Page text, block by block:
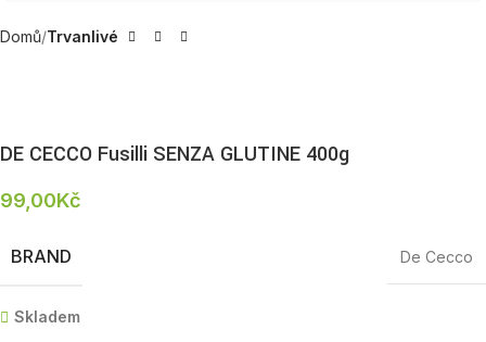
Domů Trvanlivé
DE CECCO Fusilli SENZA GLUTINE 400g
99,00Kč
BRAND De Cecco
Skladem